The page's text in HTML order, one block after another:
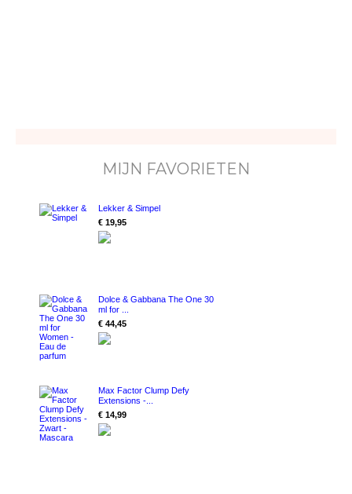
MIJN FAVORIETEN
Lekker & Simpel
€ 19,95
Dolce & Gabbana The One 30
ml for ...
€ 44,45
Max Factor Clump Defy
Extensions -...
€ 14,99